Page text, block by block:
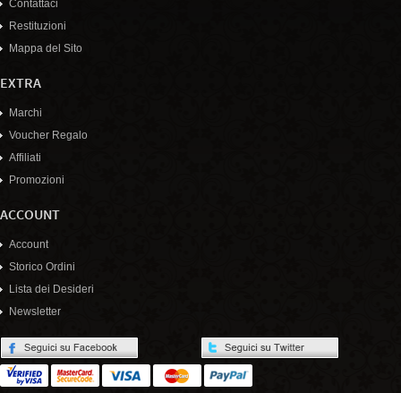
Contattaci
Restituzioni
Mappa del Sito
EXTRA
Marchi
Voucher Regalo
Affiliati
Promozioni
ACCOUNT
Account
Storico Ordini
Lista dei Desideri
Newsletter